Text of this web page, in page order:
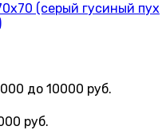
(серый гусиный пух